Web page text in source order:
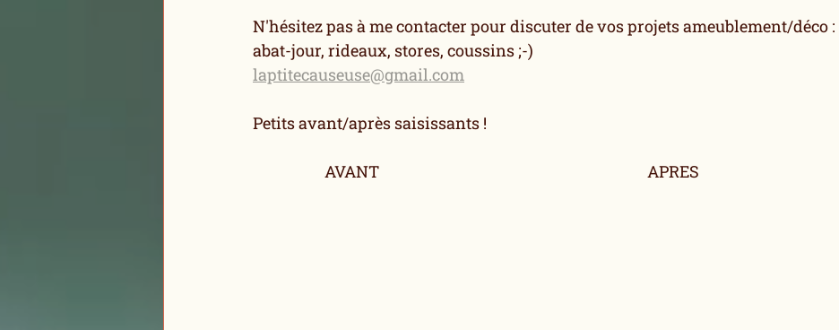
N'hésitez pas à me contacter pour discuter de vos projets ameublement/déco
abat-jour, rideaux, stores, coussins ;-)
laptitecauseuse@gmail.com
Petits avant/après saisissants !
		AVANT								APRES